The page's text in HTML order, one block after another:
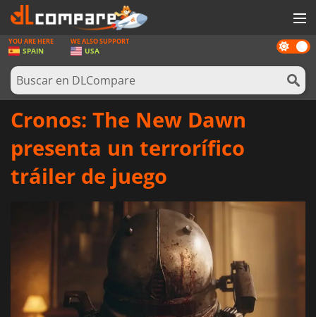
JUEGOS
TARJETAS PREPAGO
SOFTWARE
HARDWARE
INICIAR SESIÓN O REGISTRARSE
Dark
mode
YOU ARE HERE
SPAIN
WE ALSO SUPPORT
USA
Cronos: The New Dawn
presenta un terrorífico
tráiler de juego